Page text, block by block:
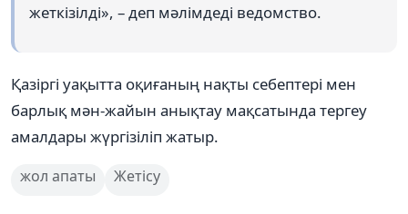
жеткізілді», – деп мәлімдеді ведомство.
Қазіргі уақытта оқиғаның нақты себептері мен
барлық мән-жайын анықтау мақсатында тергеу
амалдары жүргізіліп жатыр.
жол апаты Жетісу